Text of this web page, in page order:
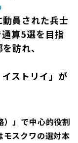
員された兵士
算5選を目指
訪れ、
ストリイ」が
）」で中心的役割
モスクワの選対本